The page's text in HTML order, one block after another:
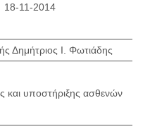
18-11-2014
Δημήτριος Ι. Φωτιάδης
και υποστήριξης ασθενών